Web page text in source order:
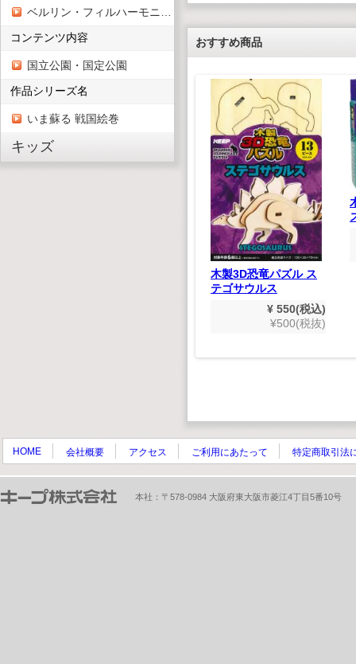
コンテンツ内容
国立公園・国定公園
作品シリーズ名
いま蘇る 戦国絵巻
キッズ
おすすめ商品
し(デ
ー版）
税込)
税抜)
世紀の巨匠たち クラ
シック名演集 CD50枚
組
¥ 9,900(税込)
¥9,000(税抜)
木製3D恐竜パズル ス
テゴサウルス
¥ 550(税込)
¥500(税抜)
HOME 会社概要 アクセス ご利用にあたって 特定商取引法
本社：〒578-0984 大阪府東大阪市菱江4丁目5番10号